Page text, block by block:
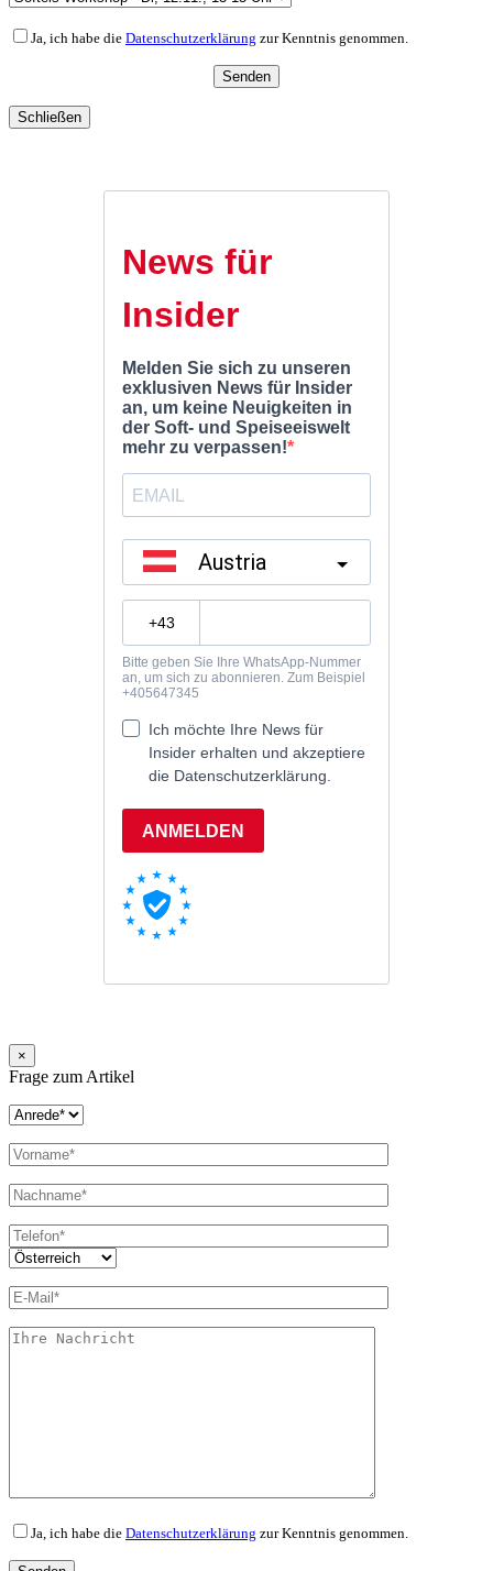
Ja, ich habe die Datenschutzerklärung zur Kenntnis genommen.
Schließen
×
Frage zum Artikel
Ja, ich habe die Datenschutzerklärung zur Kenntnis genommen.